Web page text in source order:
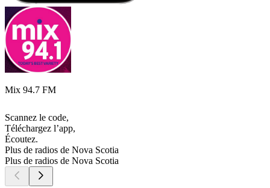
Mix 94.7 FM
Scannez le code,
Téléchargez l’app,
Écoutez.
Plus de radios de Nova Scotia
Plus de radios de Nova Scotia